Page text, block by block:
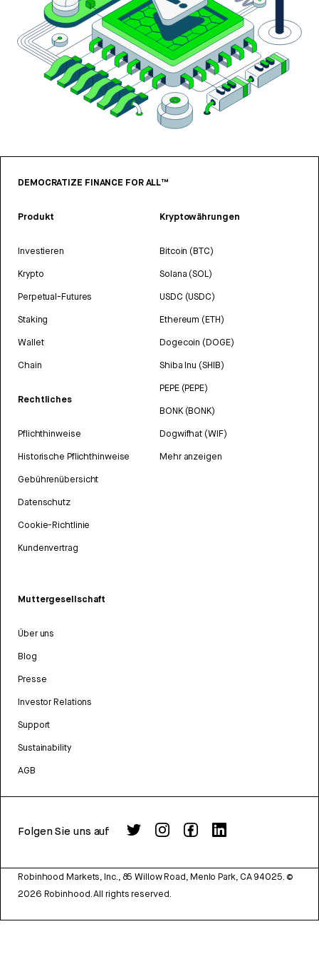
DEMOCRATIZE FINANCE FOR ALL™
Produkt
Investieren
Krypto
Perpetual-Futures
Staking
Wallet
Chain
Rechtliches
Pflichthinweise
Historische Pflichthinweise
Gebührenübersicht
Datenschutz
Cookie-Richtlinie
Kundenvertrag
Kryptowährungen
Bitcoin (BTC)
Solana (SOL)
USDC (USDC)
Ethereum (ETH)
Dogecoin (DOGE)
Shiba Inu (SHIB)
PEPE (PEPE)
BONK (BONK)
Dogwifhat (WIF)
Mehr anzeigen
Muttergesellschaft
Über uns
Blog
Presse
Investor Relations
Support
Sustainability
AGB
Folgen Sie uns auf
Robinhood Markets, Inc., 85 Willow Road, Menlo Park, CA 94025. ©
2026 Robinhood. All rights reserved.